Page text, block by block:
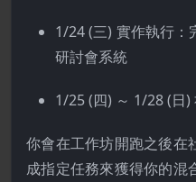
1/24 (三) 實作執行：
研討會系統
1/25 (四) ～ 1/28 (日
你會在工作坊開跑之後在
成指定任務來獲得你的混